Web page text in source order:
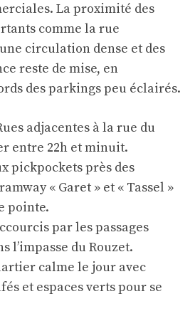
La proximité des
comme la rue
circulation dense et des
reste de mise, en
des parkings peu éclairés.
adjacentes à la rue du
entre 22h et minuit.
pickpockets près des
« Garet » et « Tassel »
pointe.
par les passages
l’impasse du Rouzet.
calme le jour avec
et espaces verts pour se